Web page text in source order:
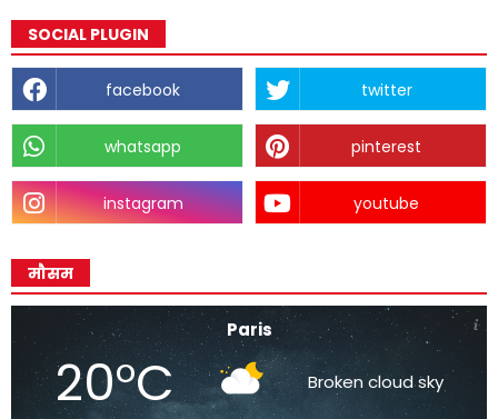
SOCIAL PLUGIN
facebook twitter
whatsapp pinterest
instagram youtube
मौसम
Paris
20°C Broken cloud sky